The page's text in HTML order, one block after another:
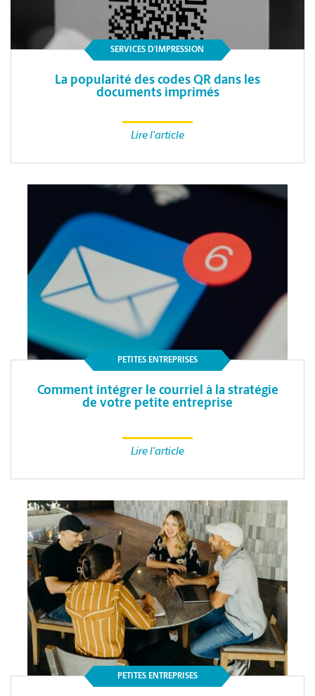
SERVICES D’IMPRESSION
La popularité des codes QR dans les
documents imprimés
Lire l'article
PETITES ENTREPRISES
Comment intégrer le courriel à la stratégie
de votre petite entreprise
Lire l'article
PETITES ENTREPRISES